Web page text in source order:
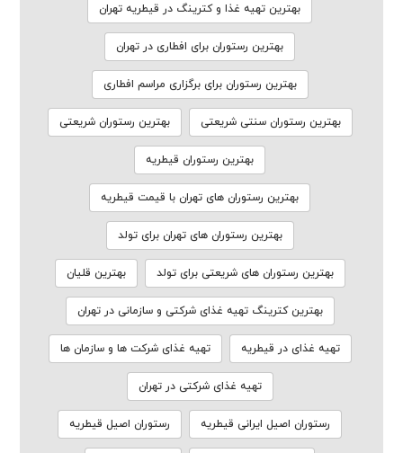
بهترین تهیه غذا و کترینگ در قیطریه تهران
بهترین رستوران برای افطاری در تهران
بهترین رستوران برای برگزاری مراسم افطاری
بهترین رستوران سنتی شریعتی بهترین رستوران شریعتی
بهترین رستوران قیطریه
بهترین رستوران های تهران با قیمت قیطریه
بهترین رستوران های تهران برای تولد
بهترین رستوران های شریعتی برای تولد بهترین قلیان
بهترین کترینگ تهیه غذای شرکتی و سازمانی در تهران
تهیه غذای در قیطریه تهیه غذای شرکت ها و سازمان ها
تهیه غذای شرکتی در تهران
رستوران اصیل ایرانی قیطریه رستوران اصیل قیطریه